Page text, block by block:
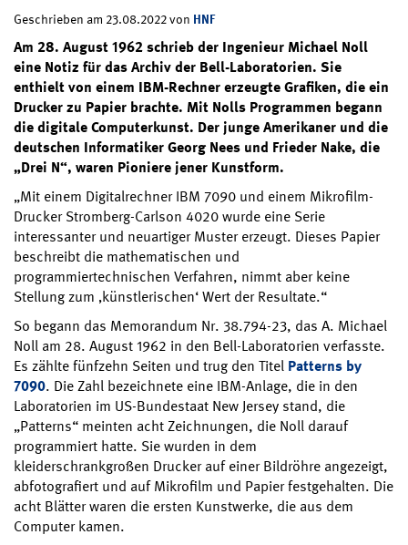
Geschrieben am 23.08.2022 von HNF
Am 28. August 1962 schrieb der Ingenieur Michael Noll
eine Notiz für das Archiv der Bell-Laboratorien. Sie
enthielt von einem IBM-Rechner erzeugte Grafiken, die ein
Drucker zu Papier brachte. Mit Nolls Programmen begann
die digitale Computerkunst. Der junge Amerikaner und die
deutschen Informatiker Georg Nees und Frieder Nake, die
„Drei N“, waren Pioniere jener Kunstform.
„Mit einem Digitalrechner IBM 7090 und einem Mikrofilm-
Drucker Stromberg-Carlson 4020 wurde eine Serie
interessanter und neuartiger Muster erzeugt. Dieses Papier
beschreibt die mathematischen und
programmiertechnischen Verfahren, nimmt aber keine
Stellung zum ‚künstlerischen‘ Wert der Resultate.“
So begann das Memorandum Nr. 38.794-23, das A. Michael
Noll am 28. August 1962 in den Bell-Laboratorien verfasste.
Es zählte fünfzehn Seiten und trug den Titel Patterns by
7090. Die Zahl bezeichnete eine IBM-Anlage, die in den
Laboratorien im US-Bundestaat New Jersey stand, die
„Patterns“ meinten acht Zeichnungen, die Noll darauf
programmiert hatte. Sie wurden in dem
kleiderschrankgroßen Drucker auf einer Bildröhre angezeigt,
abfotografiert und auf Mikrofilm und Papier festgehalten. Die
acht Blätter waren die ersten Kunstwerke, die aus dem
Computer kamen.